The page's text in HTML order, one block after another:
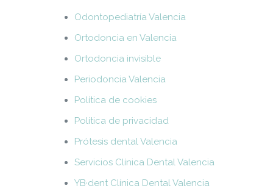
Odontopediatría Valencia
Ortodoncia en Valencia
Ortodoncia invisible
Periodoncia Valencia
Política de cookies
Política de privacidad
Prótesis dental Valencia
Servicios Clínica Dental Valencia
YB·dent Clínica Dental Valencia